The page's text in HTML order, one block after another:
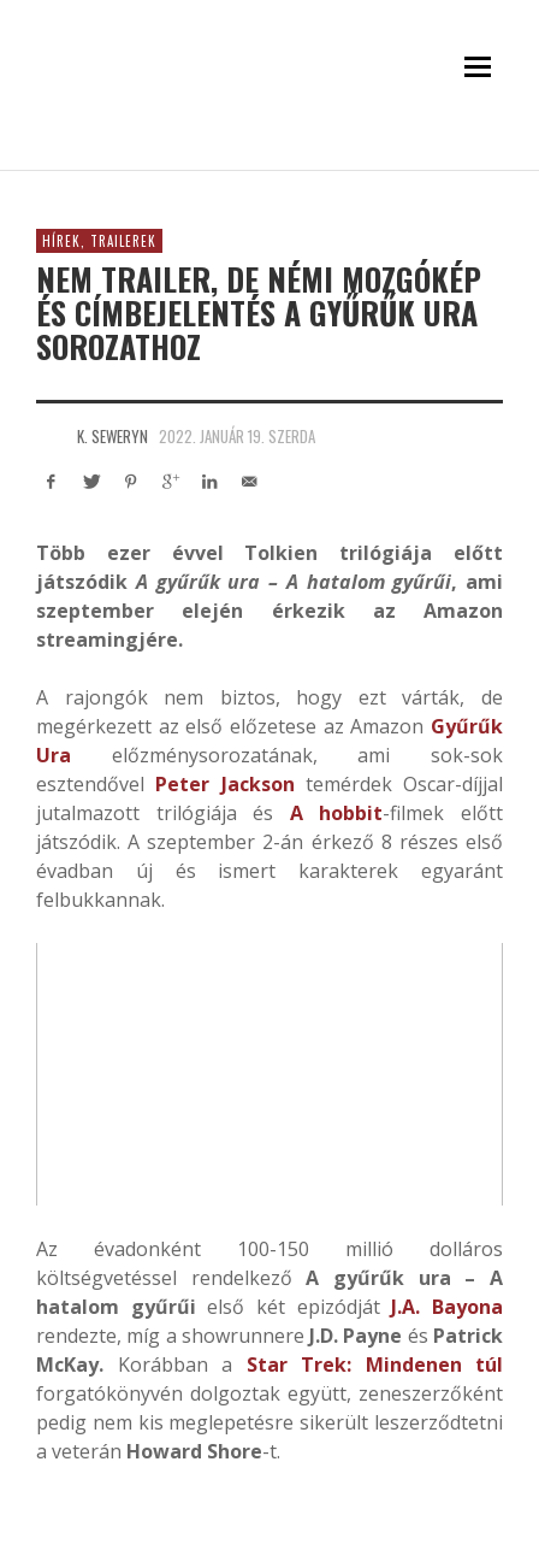
HÍREK, TRAILEREK
NEM TRAILER, DE NÉMI MOZGÓKÉP
ÉS CÍMBEJELENTÉS A GYŰRŰK URA
SOROZATHOZ
K. SEWERYN 2022. JANUÁR 19. SZERDA
Több ezer évvel Tolkien trilógiája előtt
játszódikA gyűrűk ura – A hatalom gyűrűi, ami
szeptember elején érkezik az Amazon
streamingjére.
A rajongók nem biztos, hogy ezt várták, de
megérkezett az első előzetese az Amazon Gyűrűk
Ura előzménysorozatának, ami sok-sok
esztendővel Peter Jackson temérdek Oscar-díjjal
jutalmazott trilógiája és A hobbit-filmek előtt
játszódik. A szeptember 2-án érkező 8 részes első
évadban új és ismert karakterek egyaránt
felbukkannak.
Az évadonként 100-150 millió dolláros
költségvetéssel rendelkezőA gyűrűk ura – A
hatalom gyűrűi első két epizódját J.A. Bayona
rendezte, míg a showrunnere J.D. Payne és Patrick
McKay. Korábban a Star Trek: Mindenen túl
forgatókönyvén dolgoztak együtt, zeneszerzőként
pedig nem kis meglepetésre sikerült leszerződtetni
a veterán Howard Shore-t.